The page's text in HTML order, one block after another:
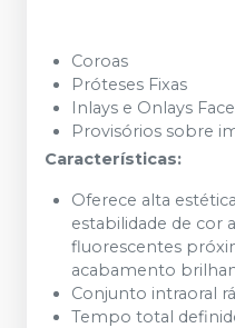
Coroas
Próteses Fixas
Inlays e Onlays
Provisórios sobre
Características:
Oferece alta
estabilidade de cor
fluorescentes
acabamento
Conjunto intraoral
Tempo total